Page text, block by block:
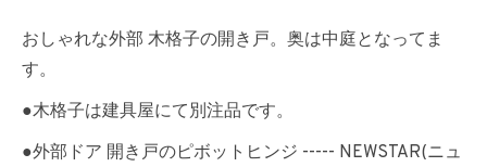
おしゃれな外部 木格子の開き戸。奥は中庭となってま
す。
●木格子は建具屋にて別注品です。
●外部ドア 開き戸のピボットヒンジ ----- NEWSTAR(ニュ